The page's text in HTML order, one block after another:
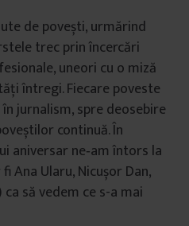
de povești, urmărind
trec prin încercări
uneori cu o miză
întregi. Fiecare poveste
jurnalism, spre deosebire
continuă. În
aniversar ne‑am întors la
Ana Ularu, Nicușor Dan,
să vedem ce s-a mai